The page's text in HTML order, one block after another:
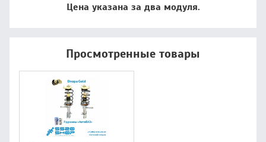
Цена указана за два модуля.
Просмотренные товары